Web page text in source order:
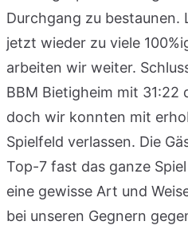
Durchgang zu bestaunen.
jetzt wieder zu viele
arbeiten wir weiter.
BBM Bietigheim mit 31:22
doch wir konnten mit
Spielfeld verlassen. Die
Top-7 fast das ganze
eine gewisse Art und
bei unseren Gegnern